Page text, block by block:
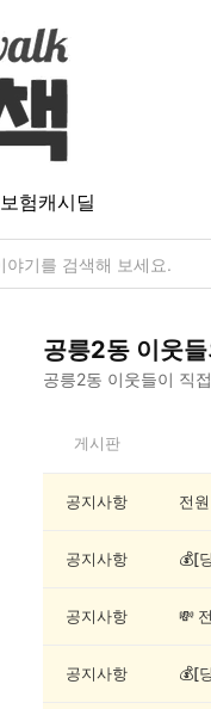
보험캐시딜
공릉2동 이웃
공릉2동 이웃들이 직
2
게시판
공지사항
공지사항
공지사항
공지사항